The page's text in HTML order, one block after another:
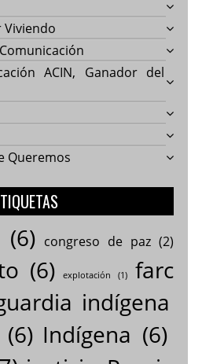
Viviendo
ACIN, Ganador del
Queremos
(6) congreso de paz(2)
(6) explotación (1)
farc
indígena
(6) Indígena (6)